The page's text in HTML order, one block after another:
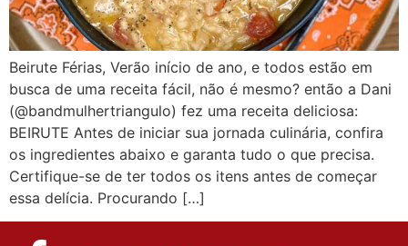
Beirute Férias, Verão início de ano, e todos estão em
busca de uma receita fácil, não é mesmo? então a Dani
(@bandmulhertriangulo) fez uma receita deliciosa:
BEIRUTE Antes de iniciar sua jornada culinária, confira
os ingredientes abaixo e garanta tudo o que precisa.
Certifique-se de ter todos os itens antes de começar
essa delícia. Procurando […]